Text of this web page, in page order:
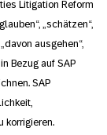
Litigation Reform
„schätzen“,
ausgehen“,
Bezug auf SAP
SAP
korrigieren.